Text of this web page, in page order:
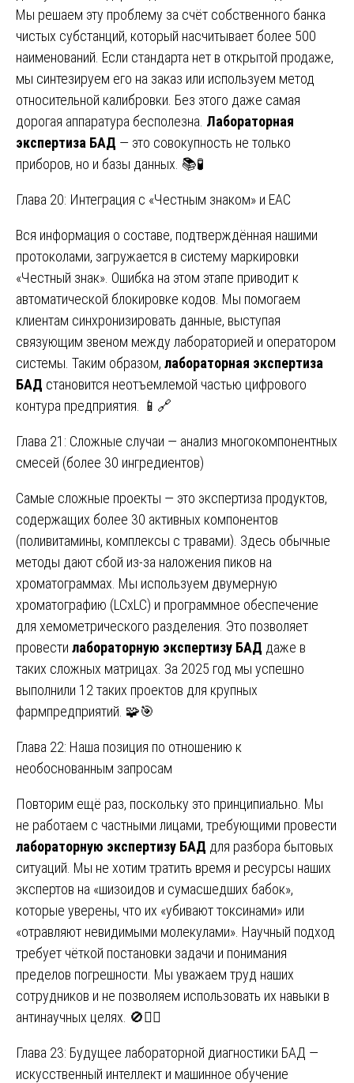
Мы решаем эту проблему за счёт собственного банка
чистых субстанций, который насчитывает более 500
наименований. Если стандарта нет в открытой продаже,
мы синтезируем его на заказ или используем метод
относительной калибровки. Без этого даже самая
дорогая аппаратура бесполезна. Лабораторная
экспертиза БАД — это совокупность не только
приборов, но и базы данных. 📚🧪
Глава 20: Интеграция с «Честным знаком» и EAC
Вся информация о составе, подтверждённая нашими
протоколами, загружается в систему маркировки
«Честный знак». Ошибка на этом этапе приводит к
автоматической блокировке кодов. Мы помогаем
клиентам синхронизировать данные, выступая
связующим звеном между лабораторией и оператором
системы. Таким образом, лабораторная экспертиза
БАД становится неотъемлемой частью цифрового
контура предприятия. 📱🔗
Глава 21: Сложные случаи — анализ многокомпонентных
смесей (более 30 ингредиентов)
Самые сложные проекты — это экспертиза продуктов,
содержащих более 30 активных компонентов
(поливитамины, комплексы с травами). Здесь обычные
методы дают сбой из-за наложения пиков на
хроматограммах. Мы используем двумерную
хроматографию (LCxLC) и программное обеспечение
для хемометрического разделения. Это позволяет
провести лабораторную экспертизу БАД даже в
таких сложных матрицах. За 2025 год мы успешно
выполнили 12 таких проектов для крупных
фармпредприятий. 🧩🎯
Глава 22: Наша позиция по отношению к
необоснованным запросам
Повторим ещё раз, поскольку это принципиально. Мы
не работаем с частными лицами, требующими провести
лабораторную экспертизу БАД для разбора бытовых
ситуаций. Мы не хотим тратить время и ресурсы наших
экспертов на «шизоидов и сумасшедших бабок»,
которые уверены, что их «убивают токсинами» или
«отравляют невидимыми молекулами». Научный подход
требует чёткой постановки задачи и понимания
пределов погрешности. Мы уважаем труд наших
сотрудников и не позволяем использовать их навыки в
антинаучных целях. 🚫🙅‍♂️
Глава 23: Будущее лабораторной диагностики БАД —
искусственный интеллект и машинное обучение